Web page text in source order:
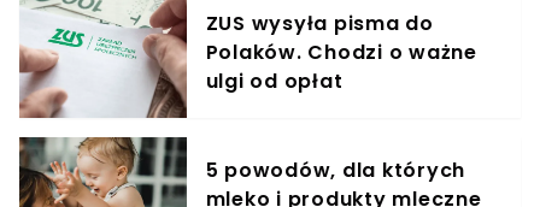
ZUS wysyła pisma do
Polaków. Chodzi o ważne
ulgi od opłat
5 powodów, dla których
mleko i produkty mleczne